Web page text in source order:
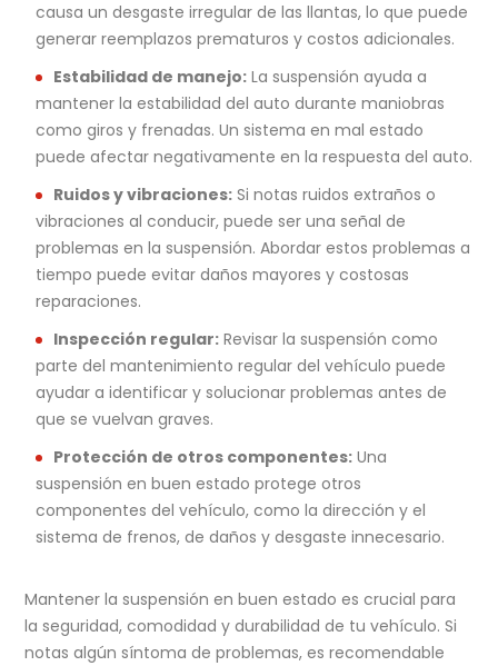
causa un desgaste irregular de las llantas, lo que puede
generar reemplazos prematuros y costos adicionales.
Estabilidad de manejo: La suspensión ayuda a
mantener la estabilidad del auto durante maniobras
como giros y frenadas. Un sistema en mal estado
puede afectar negativamente en la respuesta del auto.
Ruidos y vibraciones: Si notas ruidos extraños o
vibraciones al conducir, puede ser una señal de
problemas en la suspensión. Abordar estos problemas a
tiempo puede evitar daños mayores y costosas
reparaciones.
Inspección regular: Revisar la suspensión como
parte del mantenimiento regular del vehículo puede
ayudar a identificar y solucionar problemas antes de
que se vuelvan graves.
Protección de otros componentes: Una
suspensión en buen estado protege otros
componentes del vehículo, como la dirección y el
sistema de frenos, de daños y desgaste innecesario.
Mantener la suspensión en buen estado es crucial para
la seguridad, comodidad y durabilidad de tu vehículo. Si
notas algún síntoma de problemas, es recomendable